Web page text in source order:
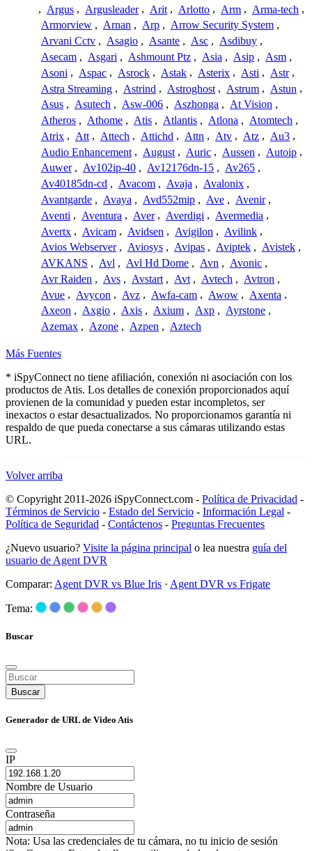
, Argus , Argusleader , Arit , Arlotto , Arm , Arma-tech ,
Armorview , Arnan , Arp , Arrow Security System ,
Arvani Cctv , Asagio , Asante , Asc , Asdibuy ,
Asecam , Asgari , Ashmount Ptz , Asia , Asip , Asm ,
Asoni , Aspac , Asrock , Astak , Asterix , Asti , Astr ,
Astra Streaming , Astrind , Astroghost , Astrum , Astun ,
Asus , Asutech , Asw-006 , Aszhonga , At Vision ,
Atheros , Athome , Atis , Atlantis , Atlona , Atomtech ,
Atrix , Att , Attech , Attichd , Attn , Atv , Atz , Au3 ,
Audio Enhancement , August , Auric , Aussen , Autoip ,
Auwer , Av102ip-40 , Av12176dn-15 , Av265 ,
Av40185dn-cd , Avacom , Avaja , Avalonix ,
Avantgarde , Avaya , Avd552mip , Ave , Avenir ,
Aventi , Aventura , Aver , Averdigi , Avermedia ,
Avertx , Avicam , Avidsen , Avigilon , Avilink ,
Avios Webserver , Aviosys , Avipas , Aviptek , Avistek ,
AVKANS , Avl , Avl Hd Dome , Avn , Avonic ,
Avr Raiden , Avs , Avstart , Avt , Avtech , Avtron ,
Avue , Avycon , Avz , Awfa-cam , Awow , Axenta ,
Axeon , Axgio , Axis , Axium , Axp , Ayrstone ,
Azemax , Azone , Azpen , Aztech
Más Fuentes
* iSpyConnect no tiene afiliación, conexión ni asociación con los
productos de Atis. Los detalles de conexión proporcionados aquí
provienen de la comunidad y pueden estar incompletos, ser
inexactos o estar desactualizados. No proporcionamos garantía ni
respaldo de que pueda conectarse a sus cámaras utilizando estas
URL.
Volver arriba
© Copyright 2011-2026 iSpyConnect.com - Política de Privacidad -
Términos de Servicio - Estado del Servicio - Información Legal -
Política de Seguridad - Contáctenos - Preguntas Frecuentes
¿Nuevo usuario? Visite la página principal o lea nuestra guía del
usuario de Agent DVR
Comparar: Agent DVR vs Blue Iris · Agent DVR vs Frigate
Tema:
Buscar
Buscar
Generador de URL de Video Atis
IP
Nombre de Usuario
Contraseña
Nota: Usa las credenciales de tu cámara, no tu inicio de sesión